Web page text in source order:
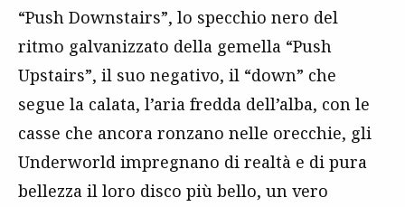
“Push Downstairs”, lo specchio nero del
ritmo galvanizzato della gemella “Push
Upstairs”, il suo negativo, il “down” che
segue la calata, l’aria fredda dell’alba, con le
casse che ancora ronzano nelle orecchie, gli
Underworld impregnano di realtà e di pura
bellezza il loro disco più bello, un vero